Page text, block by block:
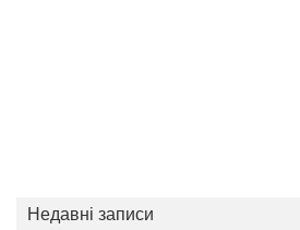
Недавні записи